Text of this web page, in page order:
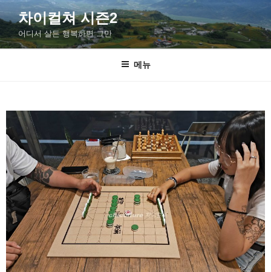
차이컬쳐 시즌2
어디서 살든 행복하면 그만
메뉴